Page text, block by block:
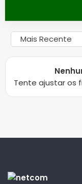
Mais Recente
Tente ajustar os